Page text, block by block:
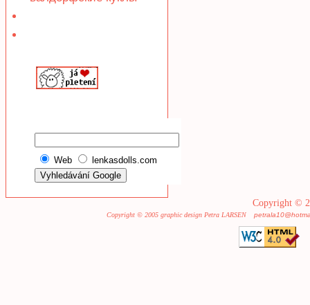
Web lenkasdolls.com
Copyright ©
Copyright © 2005 graphic design Petra LARSEN